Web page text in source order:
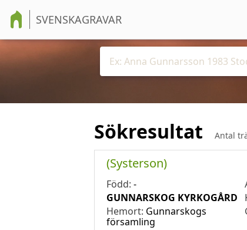
SVENSKAGRAVAR
Sökresultat Antal
(Systerson)
Född: -
GUNNARSKOG KYRKOGÅRD
Hemort: Gunnarskogs
församling